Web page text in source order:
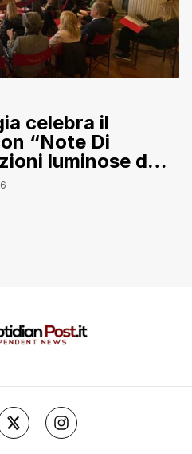
celebra il
“Note Di
luminose di